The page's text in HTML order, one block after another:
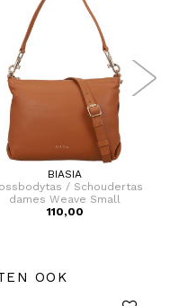
BIASIA
/ Schoudertas
dames Weave Small
110,00
OOK